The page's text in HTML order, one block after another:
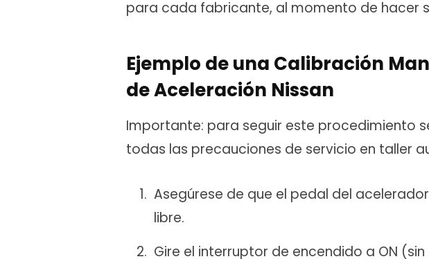
para cada fabricante, al momento de hacer
Ejemplo de una Calibración
de Aceleración Nissan
Importante: para seguir este procedimiento
todas las precauciones de servicio en taller
Asegúrese de que el pedal del
libre.
Gire el interruptor de encendido a ON